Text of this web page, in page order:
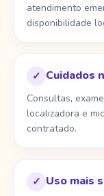
atendimento
disponibilidade
✓ Cuidados
Consultas,
localizadora e
contratado.
✓ Uso mais